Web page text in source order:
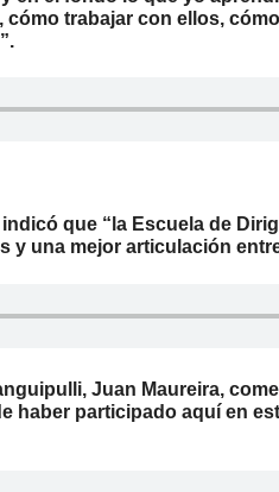
trabajar con ellos,
que “la Escuela de
una mejor articulación
Juan Maureira,
haber participado aquí en